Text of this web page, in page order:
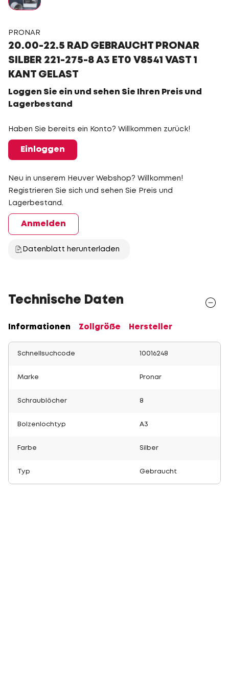
PRONAR
20.00-22.5 RAD GEBRAUCHT PRONAR
SILBER 221-275-8 A3 ET0 V8541 VAST 1
KANT GELAST
Loggen Sie ein und sehen Sie Ihren Preis und
Lagerbestand
Haben Sie bereits ein Konto? Willkommen zurück!
Einloggen
Neu in unserem Heuver Webshop? Willkommen!
Registrieren Sie sich und sehen Sie Preis und
Lagerbestand.
Anmelden
Datenblatt herunterladen
Technische Daten
Informationen Zollgröße Hersteller
Schnellsuchcode 10016248
Marke Pronar
Schraublöcher 8
Bolzenlochtyp A3
Farbe Silber
Typ Gebraucht